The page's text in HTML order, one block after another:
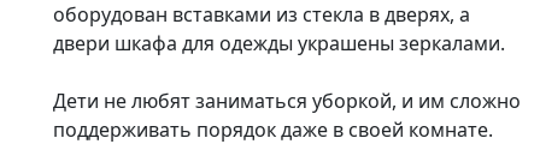
оборудован вставками из стекла в дверях, а
двери шкафа для одежды украшены зеркалами.
Дети не любят заниматься уборкой, и им сложно
поддерживать порядок даже в своей комнате.